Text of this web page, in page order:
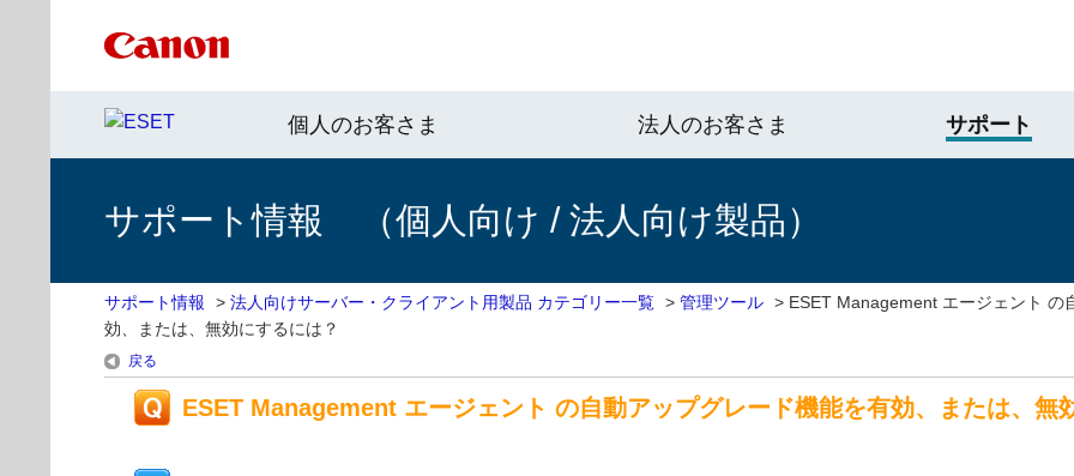
個人のお客さま 法人のお客さま サポート
サポート情報 （個人向け / 法人向け製品）
サポート情報 > 法人向けサーバー・クライアント用製品 カテゴリー一覧 > 管理ツール > ESET Management エージェント の
効、または、無効にするには？
戻る
ESET Management エージェント の自動アップグレード機能を有効、または、無